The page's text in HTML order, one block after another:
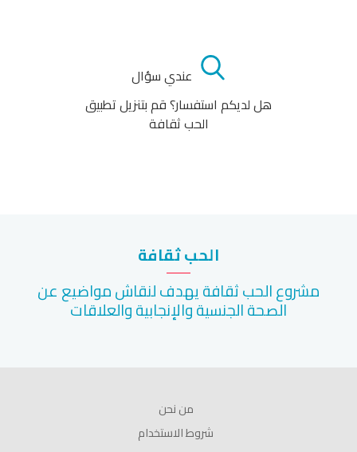
عندي سؤال
هل لديكم استفسار؟ قم بتنزيل تطبيق
الحب ثقافة
الحب ثقافة
مشروع الحب ثقافة يهدف لنقاش مواضيع عن
الصحة الجنسية والإنجابية والعلاقات
من نحن
شروط الاستخدام